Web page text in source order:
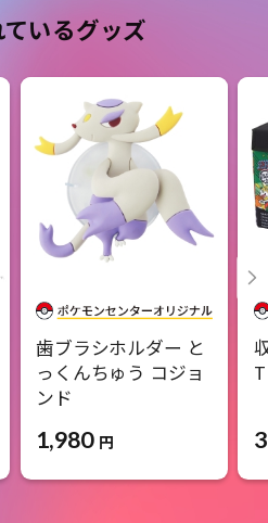
いるグッズ
歯ブラシホルダー と
っくんちゅう コジョ
ンド
1,980 円